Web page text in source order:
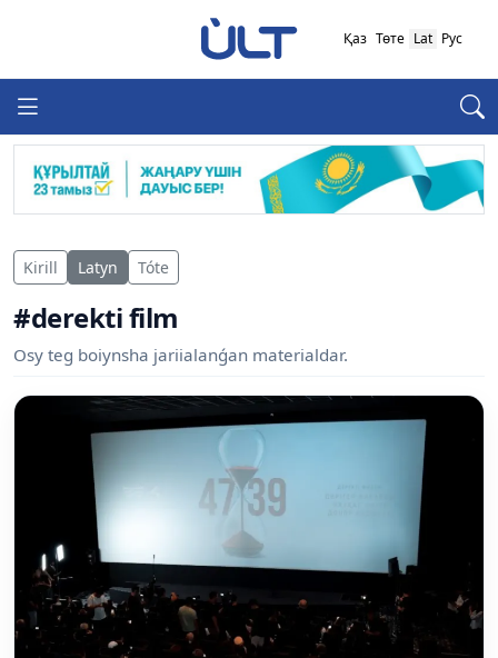
Қаз Төте Lat Рус
Kirill Latyn Tóte
#derekti film
Osy teg boiynsha jariialanǵan materialdar.